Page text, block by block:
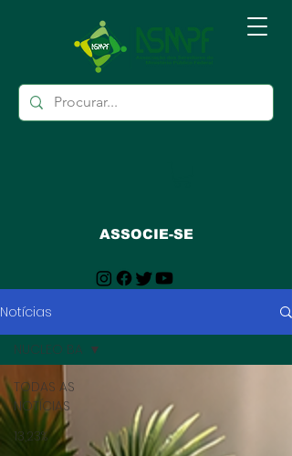
ASSOCIE-SE
Notícias
TODAS AS
NOTÍCIAS
13,23%
NUCLEO BA